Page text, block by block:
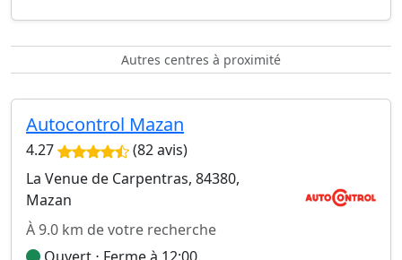
Autres centres à proximité
Autocontrol Mazan
4.27
(82 avis)
La Venue de Carpentras, 84380,
Mazan
À 9.0 km de votre recherche